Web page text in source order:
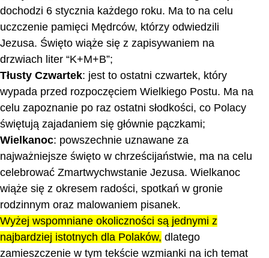
dochodzi 6 stycznia każdego roku. Ma to na celu
uczczenie pamięci Mędrców, którzy odwiedzili
Jezusa. Święto wiąże się z zapisywaniem na
drzwiach liter “K+M+B”;
Tłusty Czwartek: jest to ostatni czwartek, który
wypada przed rozpoczęciem Wielkiego Postu. Ma na
celu zapoznanie po raz ostatni słodkości, co Polacy
świętują zajadaniem się głównie pączkami;
Wielkanoc: powszechnie uznawane za
najważniejsze święto w chrześcijaństwie, ma na celu
celebrować Zmartwychwstanie Jezusa. Wielkanoc
wiąże się z okresem radości, spotkań w gronie
rodzinnym oraz malowaniem pisanek.
Wyżej wspomniane okoliczności są jednymi z
najbardziej istotnych dla Polaków, dlatego
zamieszczenie w tym tekście wzmianki na ich temat